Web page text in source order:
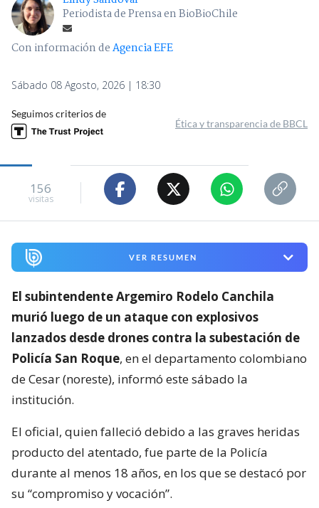
Periodista de Prensa en BioBioChile
Con información deAgencia EFE
Sábado 08 Agosto, 2026 | 18:30
Seguimos criterios de
Ética y transparencia de BBCL
156
visitas
VER RESUMEN
El subintendente Argemiro Rodelo Canchila
murió luego de un ataque con explosivos
lanzados desde drones contra la subestación de
Policía San Roque, en el departamento colombiano
de Cesar (noreste), informó este sábado la
institución.
El oficial, quien falleció debido a las graves heridas
producto del atentado, fue parte de la Policía
durante al menos 18 años, en los que se destacó por
su “compromiso y vocación”.